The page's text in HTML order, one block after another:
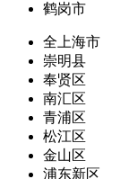
鹤岗市
全上海市
崇明县
奉贤区
南汇区
青浦区
松江区
金山区
浦东新区